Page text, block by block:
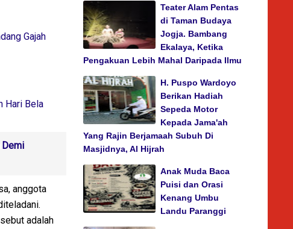
Gajah
Hari Bela
Demi
anggota
adalah
Teater Alam Pentas
di Taman Budaya
Jogja. Bambang
Ekalaya, Ketika
Pengakuan Lebih Mahal Daripada Ilmu
H. Puspo Wardoyo
Berikan Hadiah
Sepeda Motor
Kepada Jama'ah
Yang Rajin Berjamaah Subuh Di
Masjidnya, Al Hijrah
Anak Muda Baca
Puisi dan Orasi
Kenang Umbu
Landu Paranggi